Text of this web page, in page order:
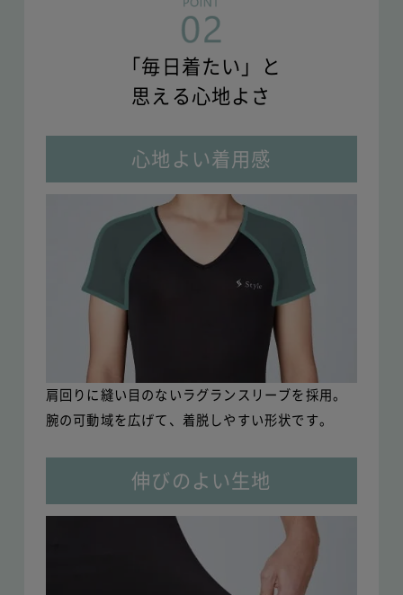
「毎日着たい」と
思える心地よさ
心地よい着用感
肩回りに縫い目のないラグランスリーブを採用。
腕の可動域を広げて、着脱しやすい形状です。
伸びのよい生地